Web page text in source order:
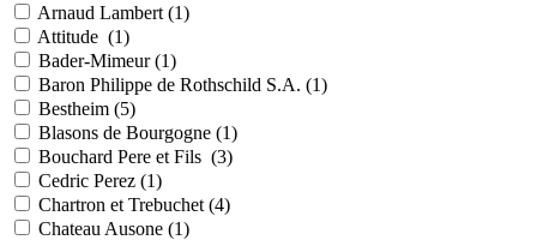
Arnaud Lambert (1)
Attitude (1)
Bader-Mimeur (1)
Baron Philippe de Rothschild S.A. (1)
Bestheim (5)
Blasons de Bourgogne (1)
Bouchard Pere et Fils (3)
Cedric Perez (1)
Chartron et Trebuchet (4)
Chateau Ausone (1)